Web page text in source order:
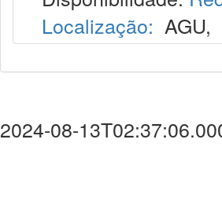
Localização: AGU,
2024-08-